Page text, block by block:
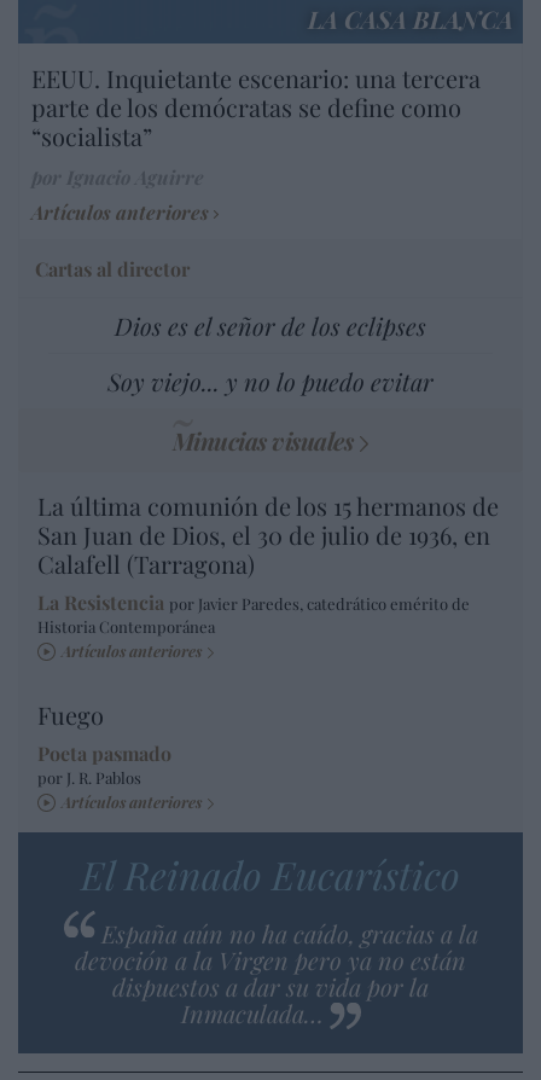
LA CASA BLANCA
EEUU. Inquietante escenario: una tercera
parte de los demócratas se define como
“socialista”
Artículos anteriores
Cartas al director
Dios es el señor de los eclipses
Soy viejo... y no lo puedo evitar
Minucias visuales
La última comunión de los 15 hermanos de
San Juan de Dios, el 30 de julio de 1936, en
Calafell (Tarragona)
La Resistencia por Javier Paredes, catedrático emérito de
Historia Contemporánea
Artículos anteriores
Fuego
Poeta pasmado
por J. R. Pablos
Artículos anteriores
El Reinado Eucarístico
España aún no ha caído, gracias a la
devoción a la Virgen pero ya no están
dispuestos a dar su vida por la
Inmaculada…